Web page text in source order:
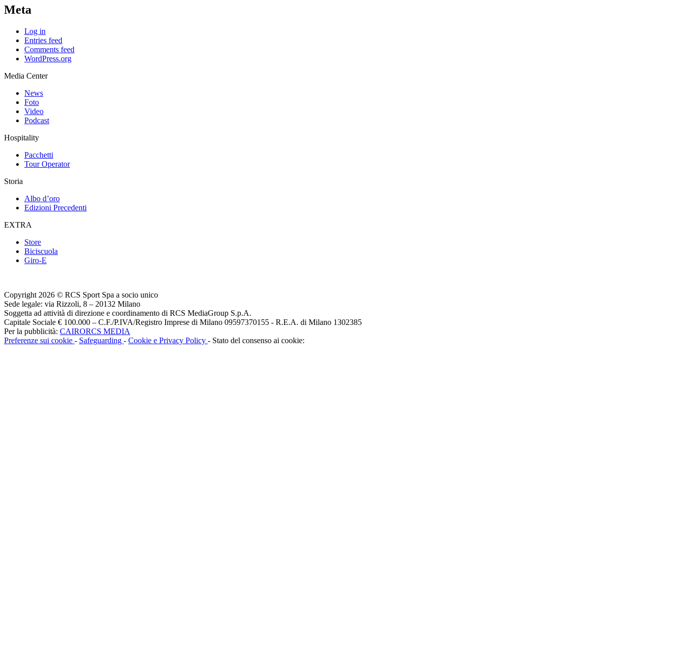
Meta
Log in
Entries feed
Comments feed
WordPress.org
Media Center
News
Foto
Video
Podcast
Hospitality
Pacchetti
Tour Operator
Storia
Albo d’oro
Edizioni Precedenti
EXTRA
Store
Biciscuola
Giro-E
Copyright 2026 © RCS Sport Spa a socio unico
Sede legale: via Rizzoli, 8 – 20132 Milano
Soggetta ad attività di direzione e coordinamento di RCS MediaGroup S.p.A.
Capitale Sociale € 100.000 – C.F./P.IVA/Registro Imprese di Milano 09597370155 - R.E.A. di Milano 1302385
Per la pubblicità: CAIRORCS MEDIA
Preferenze sui cookie - Safeguarding - Cookie e Privacy Policy - Stato del consenso ai cookie: